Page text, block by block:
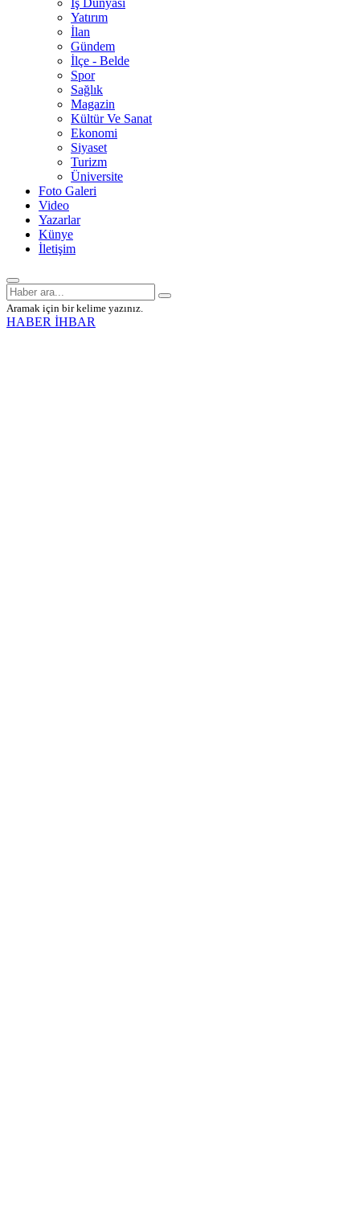
İş Dünyası
Yatırım
İlan
Gündem
İlçe - Belde
Spor
Sağlık
Magazin
Kültür Ve Sanat
Ekonomi
Siyaset
Turizm
Üniversite
Foto Galeri
Video
Yazarlar
Künye
İletişim
Aramak için bir kelime yazınız.
HABER İHBAR